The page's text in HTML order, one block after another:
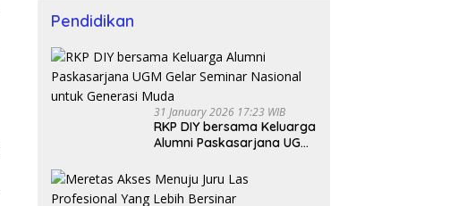
Pendidikan
31 January 2026 17:23 WIB
RKP DIY bersama Keluarga
Alumni Paskasarjana UGM
untuk Generasi Muda